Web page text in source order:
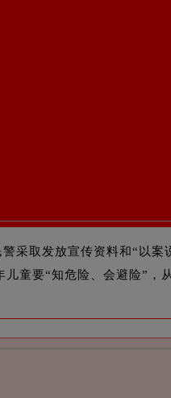
采取发放宣传资料和“以
童要“知危险、会避险”，